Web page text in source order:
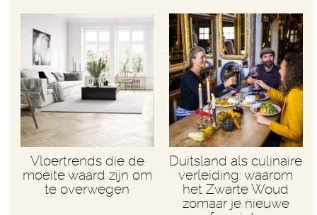
Vloertrends die de
moeite waard zijn om
te overwegen
Duitsland als culinaire
verleiding: waarom
het Zwarte Woud
zomaar je nieuwe